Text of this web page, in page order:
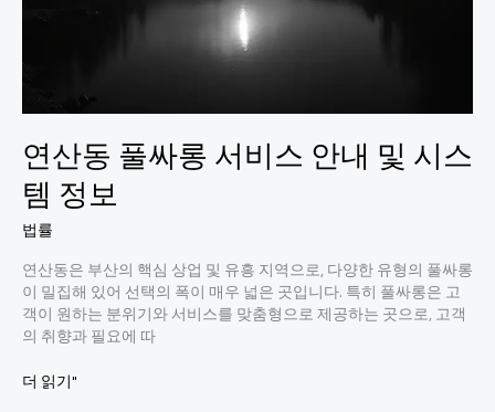
연산동 풀싸롱 서비스 안내 및 시스
템 정보
법률
연산동은 부산의 핵심 상업 및 유흥 지역으로, 다양한 유형의 풀싸롱
이 밀집해 있어 선택의 폭이 매우 넓은 곳입니다. 특히 풀싸롱은 고
객이 원하는 분위기와 서비스를 맞춤형으로 제공하는 곳으로, 고객
의 취향과 필요에 따
연
더 읽기"